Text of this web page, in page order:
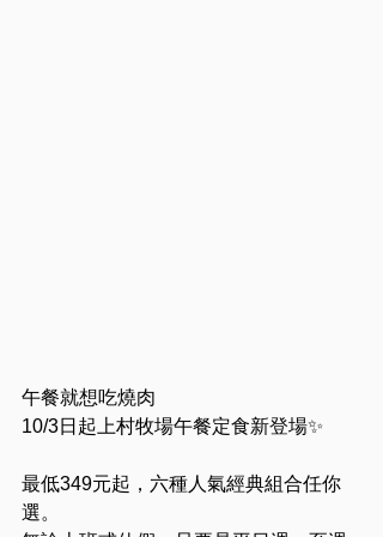
午餐就想吃燒肉
10/3日起上村牧場午餐定食新登場✨
最低349元起，六種人氣經典組合任你
選。